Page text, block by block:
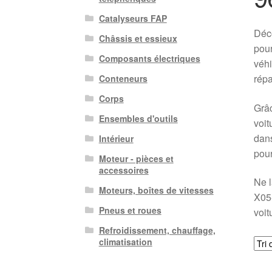
Ne
Catalyseurs FAP
Châssis et essieux
Composants électriques
Conteneurs
Corps
Ensembles d'outils
Intérieur
Moteur - pièces et
accessoires
Moteurs, boîtes de vitesses
Pneus et roues
Refroidissement, chauffage,
climatisation